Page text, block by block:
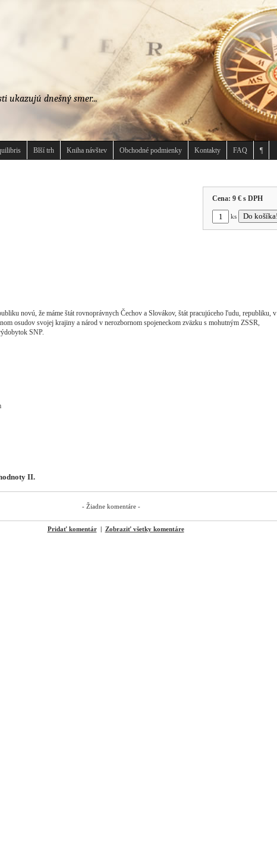
ukazujú dnešný smer...
Blší trh Kniha návštev Obchodné podmienky Kontakty FAQ ¶
Cena: 9 €s DPH
ks
novú, že máme štát rovnoprávnych Čechov a Slovákov, štát pracujúceho ľudu, republiku, v
osudov svojej krajiny a národ v nerozbornom spojeneckom zväzku s mohutným ZSSR,
SNP.
II.
- Žiadne komentáre -
Pridať komentár| Zobraziť všetky komentáre